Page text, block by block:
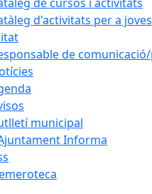
d'activitats per a joves
de
municipal
Informa